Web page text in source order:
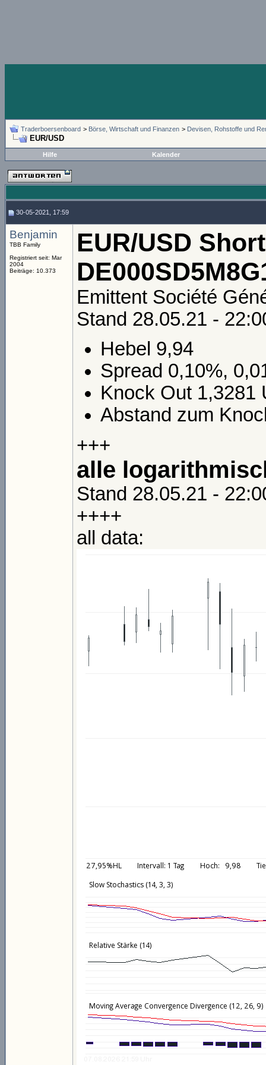
Traderboersenboard > Börse, Wirtschaft und Finanzen > Devisen, Rohstoffe und
EUR/USD
Hilfe Kalender
30-05-2021, 17:59
Benjamin
TBB Family
Registriert seit: Mar
2004
Beiträge: 10.373
EUR/USD
Emittent Société
Stand 28.05.21 -
Hebel 9,94
Spread 0,10%,
Knock Out 1,3281
Abstand zum
+++
alle
Stand 28.05.21 -
++++
all data: